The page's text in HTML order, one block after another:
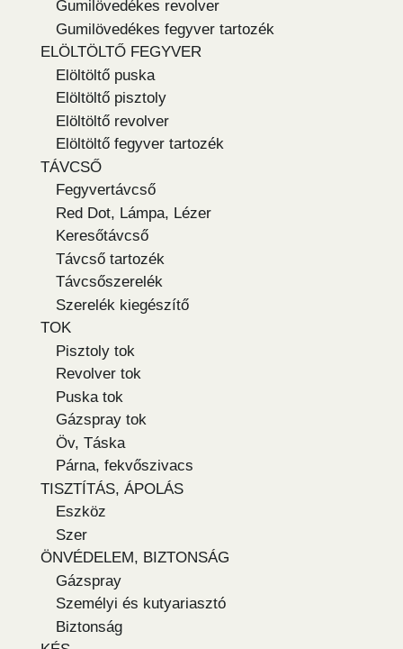
Gumilövedékes revolver
Gumilövedékes fegyver tartozék
ELÖLTÖLTŐ FEGYVER
Elöltöltő puska
Elöltöltő pisztoly
Elöltöltő revolver
Elöltöltő fegyver tartozék
TÁVCSŐ
Fegyvertávcső
Red Dot, Lámpa, Lézer
Keresőtávcső
Távcső tartozék
Távcsőszerelék
Szerelék kiegészítő
TOK
Pisztoly tok
Revolver tok
Puska tok
Gázspray tok
Öv, Táska
Párna, fekvőszivacs
TISZTÍTÁS, ÁPOLÁS
Eszköz
Szer
ÖNVÉDELEM, BIZTONSÁG
Gázspray
Személyi és kutyariasztó
Biztonság